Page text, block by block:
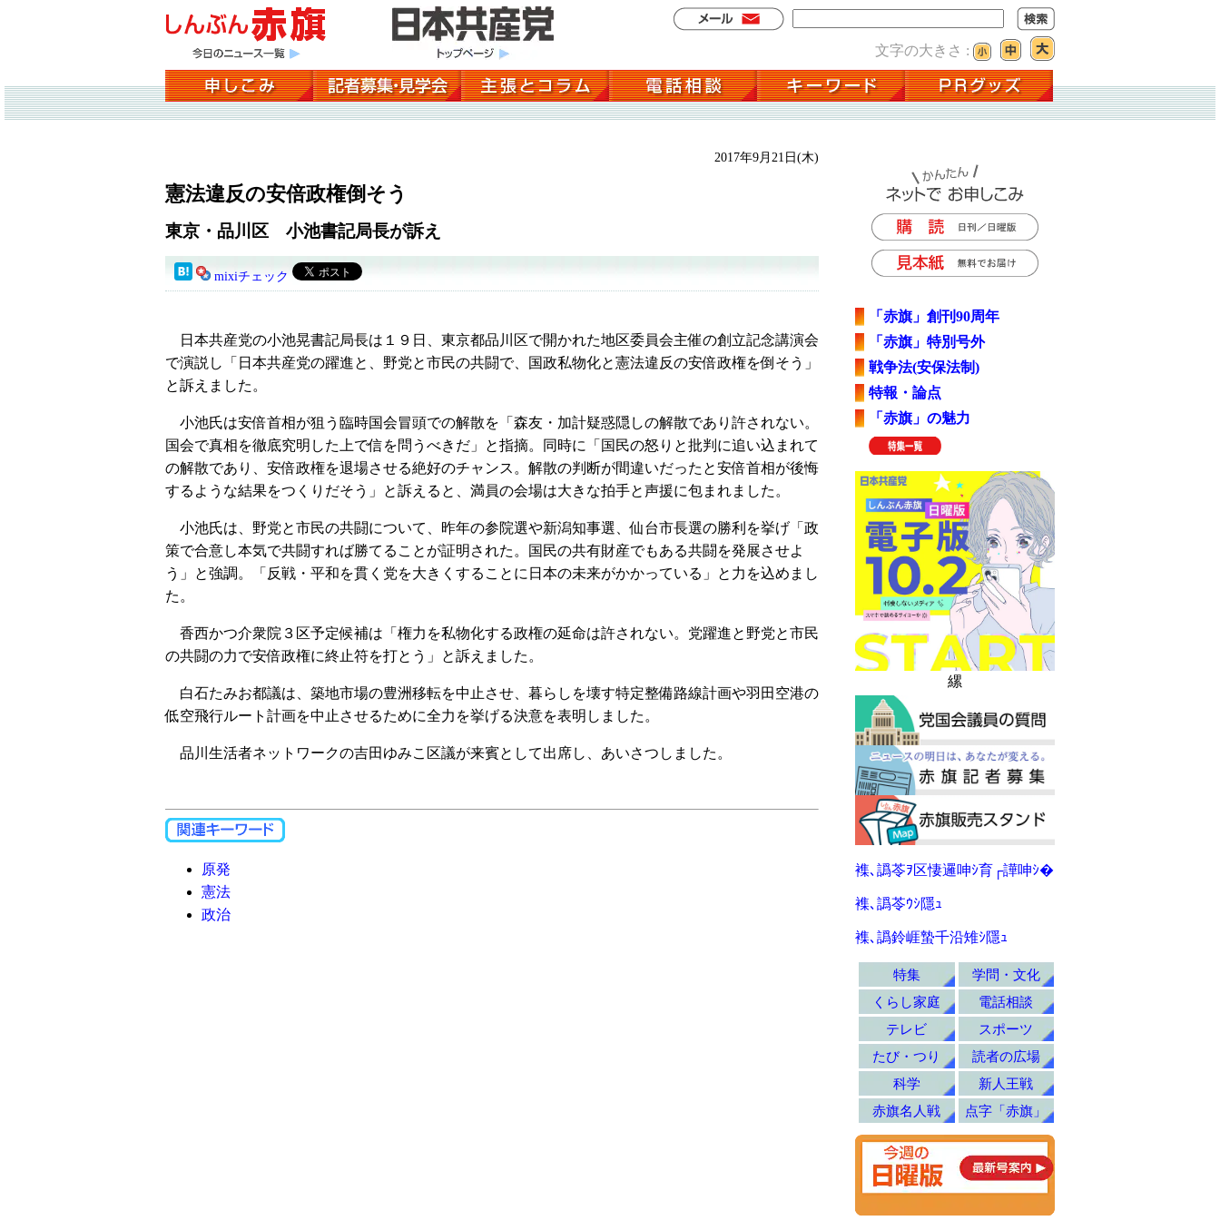
文字の大きさ :
2017年9月21日(木)
憲法違反の安倍政権倒そう
東京・品川区 小池書記局長が訴え
mixiチェック
日本共産党の小池晃書記局長は１９日、東京都品川区で開かれた地区委員会主催の創立記念講演会
で演説し「日本共産党の躍進と、野党と市民の共闘で、国政私物化と憲法違反の安倍政権を倒そう」
と訴えました。
小池氏は安倍首相が狙う臨時国会冒頭での解散を「森友・加計疑惑隠しの解散であり許されない。
国会で真相を徹底究明した上で信を問うべきだ」と指摘。同時に「国民の怒りと批判に追い込まれて
の解散であり、安倍政権を退場させる絶好のチャンス。解散の判断が間違いだったと安倍首相が後悔
するような結果をつくりだそう」と訴えると、満員の会場は大きな拍手と声援に包まれました。
小池氏は、野党と市民の共闘について、昨年の参院選や新潟知事選、仙台市長選の勝利を挙げ「政
策で合意し本気で共闘すれば勝てることが証明された。国民の共有財産でもある共闘を発展させよ
う」と強調。「反戦・平和を貫く党を大きくすることに日本の未来がかかっている」と力を込めまし
た。
香西かつ介衆院３区予定候補は「権力を私物化する政権の延命は許されない。党躍進と野党と市民
の共闘の力で安倍政権に終止符を打とう」と訴えました。
白石たみお都議は、築地市場の豊洲移転を中止させ、暮らしを壊す特定整備路線計画や羽田空港の
低空飛行ルート計画を中止させるために全力を挙げる決意を表明しました。
品川生活者ネットワークの吉田ゆみこ区議が来賓として出席し、あいさつしました。
原発
憲法
政治
「赤旗」創刊90周年
「赤旗」特別号外
戦争法(安保法制)
特報・論点
「赤旗」の魅力
縲
襍､譌苓ｦ区悽邏呻ｼ育┌譁呻ｼ�
襍､譌苓ｳｼ隱ｭ
襍､譌鈴崕蟄千沿雉ｼ隱ｭ
特集
学問・文化
くらし家庭
電話相談
テレビ
スポーツ
たび・つり
読者の広場
科学
新人王戦
赤旗名人戦
点字「赤旗」